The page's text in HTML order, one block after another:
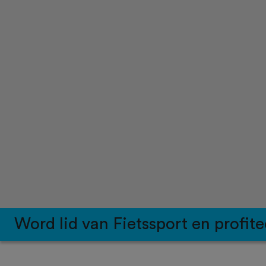
Word lid van Fietssport en